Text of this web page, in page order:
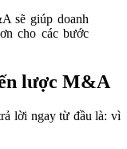
sẽ giúp doanh
cho các bước
lược M&A
lời ngay từ đầu là: vì